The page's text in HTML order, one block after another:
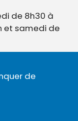
de 8h30 à
et samedi de
de